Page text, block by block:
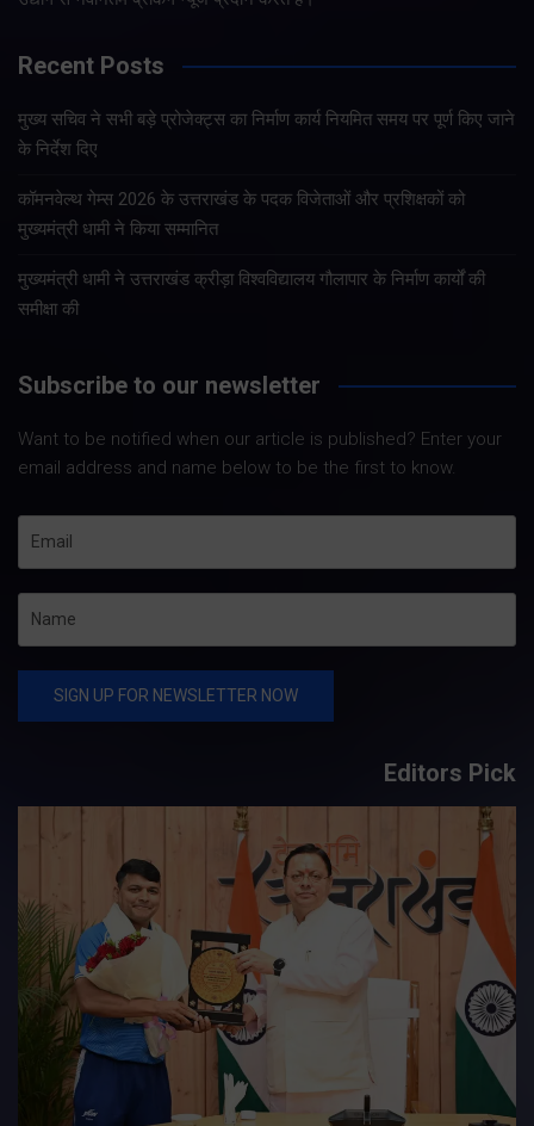
Recent Posts
मुख्य सचिव ने सभी बड़े प्रोजेक्ट्स का निर्माण कार्य नियमित समय पर पूर्ण किए जाने
के निर्देश दिए
कॉमनवेल्थ गेम्स 2026 के उत्तराखंड के पदक विजेताओं और प्रशिक्षकों को
मुख्यमंत्री धामी ने किया सम्मानित
मुख्यमंत्री धामी ने उत्तराखंड क्रीड़ा विश्वविद्यालय गौलापार के निर्माण कार्यों की
समीक्षा की
Subscribe to our newsletter
Want to be notified when our article is published? Enter your
email address and name below to be the first to know.
Editors Pick